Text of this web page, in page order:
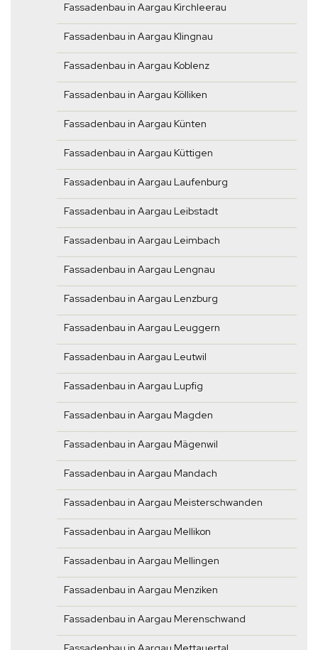
Fassadenbau in Aargau Kirchleerau
Fassadenbau in Aargau Klingnau
Fassadenbau in Aargau Koblenz
Fassadenbau in Aargau Kölliken
Fassadenbau in Aargau Künten
Fassadenbau in Aargau Küttigen
Fassadenbau in Aargau Laufenburg
Fassadenbau in Aargau Leibstadt
Fassadenbau in Aargau Leimbach
Fassadenbau in Aargau Lengnau
Fassadenbau in Aargau Lenzburg
Fassadenbau in Aargau Leuggern
Fassadenbau in Aargau Leutwil
Fassadenbau in Aargau Lupfig
Fassadenbau in Aargau Magden
Fassadenbau in Aargau Mägenwil
Fassadenbau in Aargau Mandach
Fassadenbau in Aargau Meisterschwanden
Fassadenbau in Aargau Mellikon
Fassadenbau in Aargau Mellingen
Fassadenbau in Aargau Menziken
Fassadenbau in Aargau Merenschwand